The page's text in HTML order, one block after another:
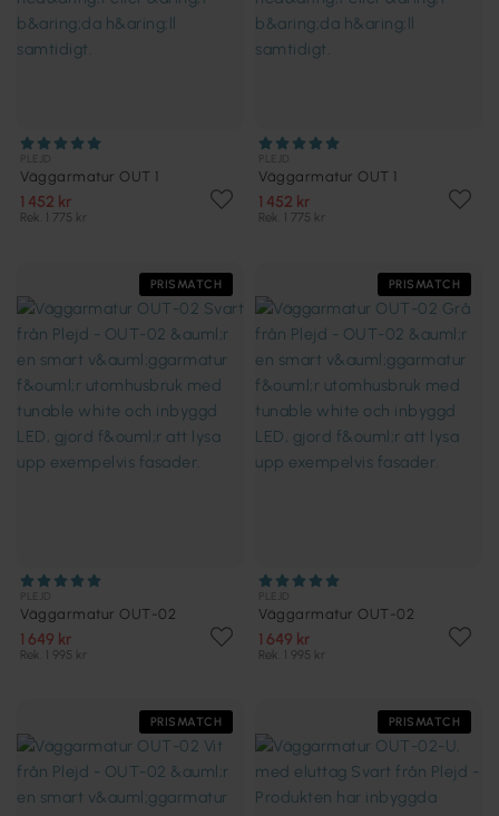
Väggarmatur OUT 1
1 452 kr
Rek. 1 775 kr
Väggarmatur OUT 1
1 452 kr
Rek. 1 775 kr
PRISMATCH
Väggarmatur OUT-02
1 649 kr
Rek. 1 995 kr
PRISMATCH
Väggarmatur OUT-02
1 649 kr
Rek. 1 995 kr
PRISMATCH PRISMATCH